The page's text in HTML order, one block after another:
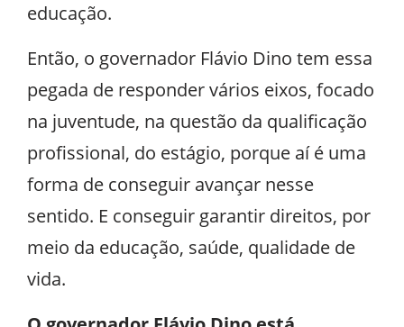
educação.
Então, o governador Flávio Dino tem essa
pegada de responder vários eixos, focado
na juventude, na questão da qualificação
profissional, do estágio, porque aí é uma
forma de conseguir avançar nesse
sentido. E conseguir garantir direitos, por
meio da educação, saúde, qualidade de
vida.